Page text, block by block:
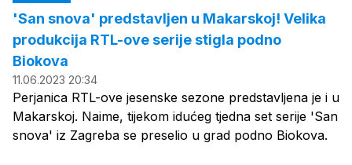
'San snova' predstavljen u Makarskoj! Velika
produkcija RTL-ove serije stigla podno
Biokova
11.06.2023 20:34
Perjanica RTL-ove jesenske sezone predstavljena je i u
Makarskoj. Naime, tijekom idućeg tjedna set serije 'San
snova' iz Zagreba se preselio u grad podno Biokova.